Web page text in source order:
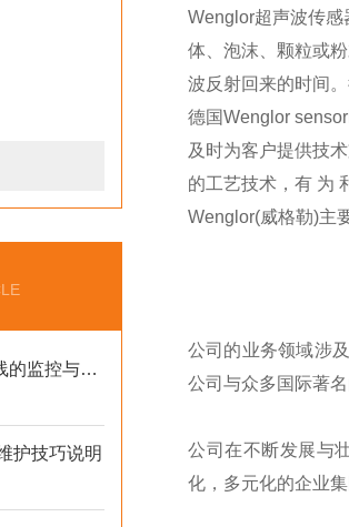
EGE传感器如何提升生产线的监控与管理效率？
护技巧说明
Wenglor超声波传
体、泡沫、颗粒或
波反射回来的时间
德国Wenglor
及时为客户提供技
的工艺技术，有 为
Wenglor(威格勒)主
公司的业务领域涉
公司与众多国际著
公司在不断发展与
化，多元化的企业集